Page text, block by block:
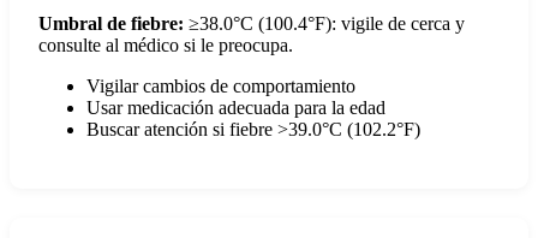
Umbral de fiebre: ≥38.0°C (100.4°F): vigile de cerca y
consulte al médico si le preocupa.
Vigilar cambios de comportamiento
Usar medicación adecuada para la edad
Buscar atención si fiebre >39.0°C (102.2°F)